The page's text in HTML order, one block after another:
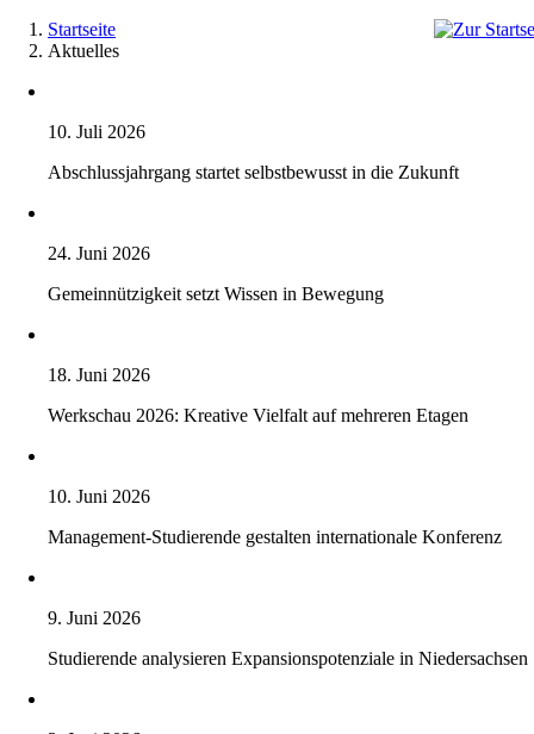
Zum
Inhalt
Startseite
Aktuelles
10. Juli 2026
Abschlussjahrgang startet selbstbewusst in die Zukunft
24. Juni 2026
Gemeinnützigkeit setzt Wissen in Bewegung
18. Juni 2026
Werkschau 2026: Kreative Vielfalt auf mehreren Etagen
10. Juni 2026
Management-Studierende gestalten internationale Konferenz
9. Juni 2026
Studierende analysieren Expansionspotenziale in Niedersachsen